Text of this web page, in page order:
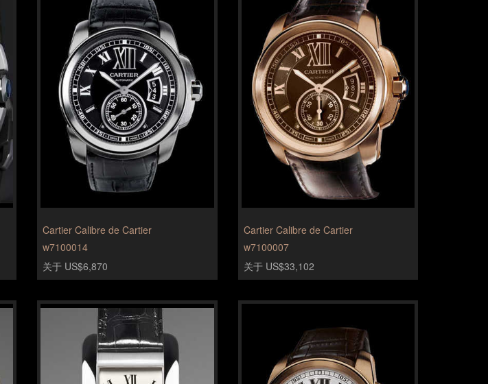
Cartier Calibre de Cartier
w7100014
关于 US$6,870
Cartier Calibre de Cartier
w7100007
关于 US$33,102